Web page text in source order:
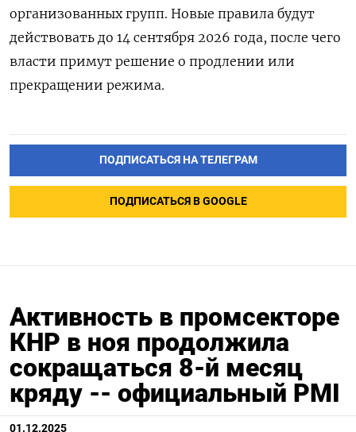
организованных групп. Новые правила будут
действовать до 14 сентября 2026 года, после чего
власти примут решение о продлении или
прекращении режима.
ПОДПИСАТЬСЯ НА ТЕЛЕГРАМ
ПОДПИСАТЬСЯ В GOOGLE
Активность в промсекторе
КНР в ноя продолжила
сокращаться 8-й месяц
кряду -- официальный PMI
01.12.2025